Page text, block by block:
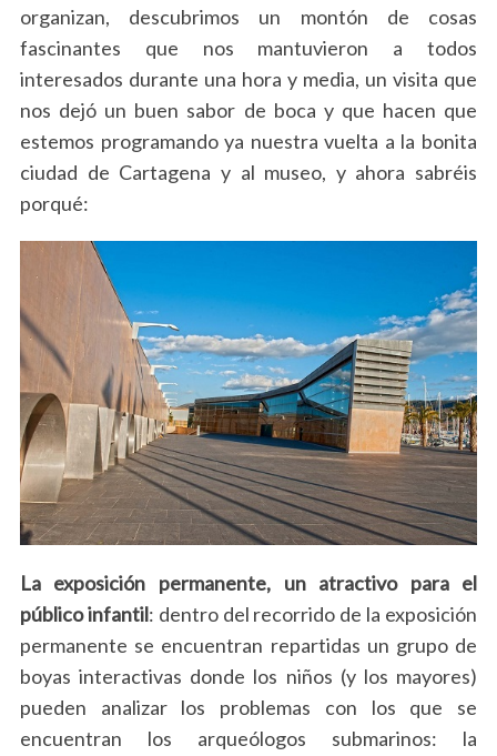
organizan, descubrimos un montón de cosas
fascinantes que nos mantuvieron a todos
interesados durante una hora y media, un visita que
nos dejó un buen sabor de boca y que hacen que
estemos programando ya nuestra vuelta a la bonita
ciudad de Cartagena y al museo, y ahora sabréis
porqué:
La exposición permanente, un atractivo para el
público infantil: dentro del recorrido de la exposición
permanente se encuentran repartidas un grupo de
boyas interactivas donde los niños (y los mayores)
pueden analizar los problemas con los que se
encuentran los arqueólogos submarinos: la